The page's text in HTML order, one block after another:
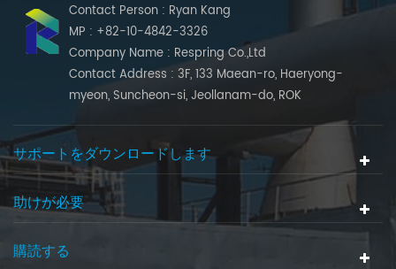
Contact Person : Ryan Kang
MP : +82-10-4842-3326
Company Name : Respring Co.,Ltd
Contact Address : 3F, 133 Maean-ro, Haeryong-
myeon, Suncheon-si, Jeollanam-do, ROK
サポートをダウンロードします
助けが必要
購読する